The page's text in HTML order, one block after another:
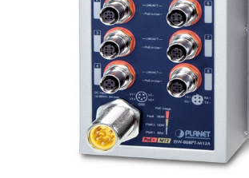
Контакты
Доставка
поддержка
Блог